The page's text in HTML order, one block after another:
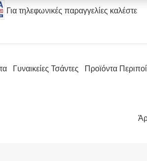
Για τηλεφωνικές παραγγελίες καλέστε
Γυναικείες Τσάντες Προϊόντα